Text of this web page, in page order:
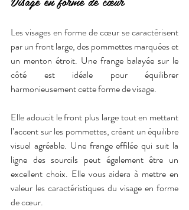
Les visages en forme de cœur se caractérisent
par un front large, des pommettes marquées et
un menton étroit. Une frange balayée sur le
côté est idéale pour équilibrer
harmonieusement cette forme de visage.
Elle adoucit le front plus large tout en mettant
l’accent sur les pommettes, créant un équilibre
visuel agréable. Une frange effilée qui suit la
ligne des sourcils peut également être un
excellent choix. Elle vous aidera à mettre en
valeur les caractéristiques du visage en forme
de cœur.